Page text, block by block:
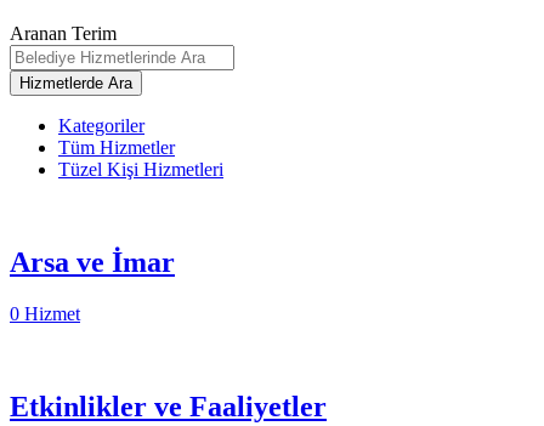
Aranan Terim
Kategoriler
Tüm Hizmetler
Tüzel Kişi Hizmetleri
Arsa ve İmar
0 Hizmet
Etkinlikler ve Faaliyetler